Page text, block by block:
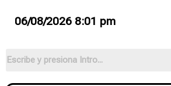
06/08/2026 8:01 pm